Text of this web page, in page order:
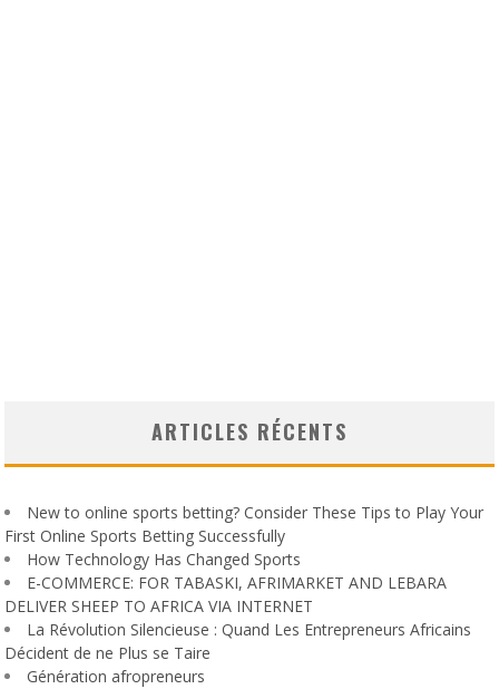
ARTICLES RÉCENTS
New to online sports betting? Consider These Tips to Play Your
First Online Sports Betting Successfully
How Technology Has Changed Sports
E-COMMERCE: FOR TABASKI, AFRIMARKET AND LEBARA
DELIVER SHEEP TO AFRICA VIA INTERNET
La Révolution Silencieuse : Quand Les Entrepreneurs Africains
Décident de ne Plus se Taire
Génération afropreneurs